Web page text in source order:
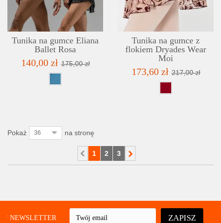
Tunika na gumce Eliana
Ballet Rosa
140,00 zł 175,00 zł
Tunika na gumce z
flokiem Dryades Wear
Moi
173,60 zł 217,00 zł
Pokaż 36 na stronę
1 2 3
NEWSLETTER ZAPISZ